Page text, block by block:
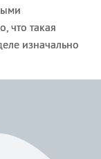
что такая
изначально